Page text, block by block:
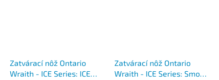
Zatvárací nôž Ontario
Wraith - ICE Series: ICE
Zatvárací nôž Ontario
Wraith - ICE Series: Smoke